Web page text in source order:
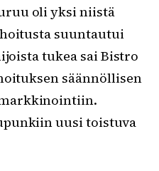
oli yksi niistä
suuntautui
tukea sai Bistro
säännöllisen
uusi toistuva